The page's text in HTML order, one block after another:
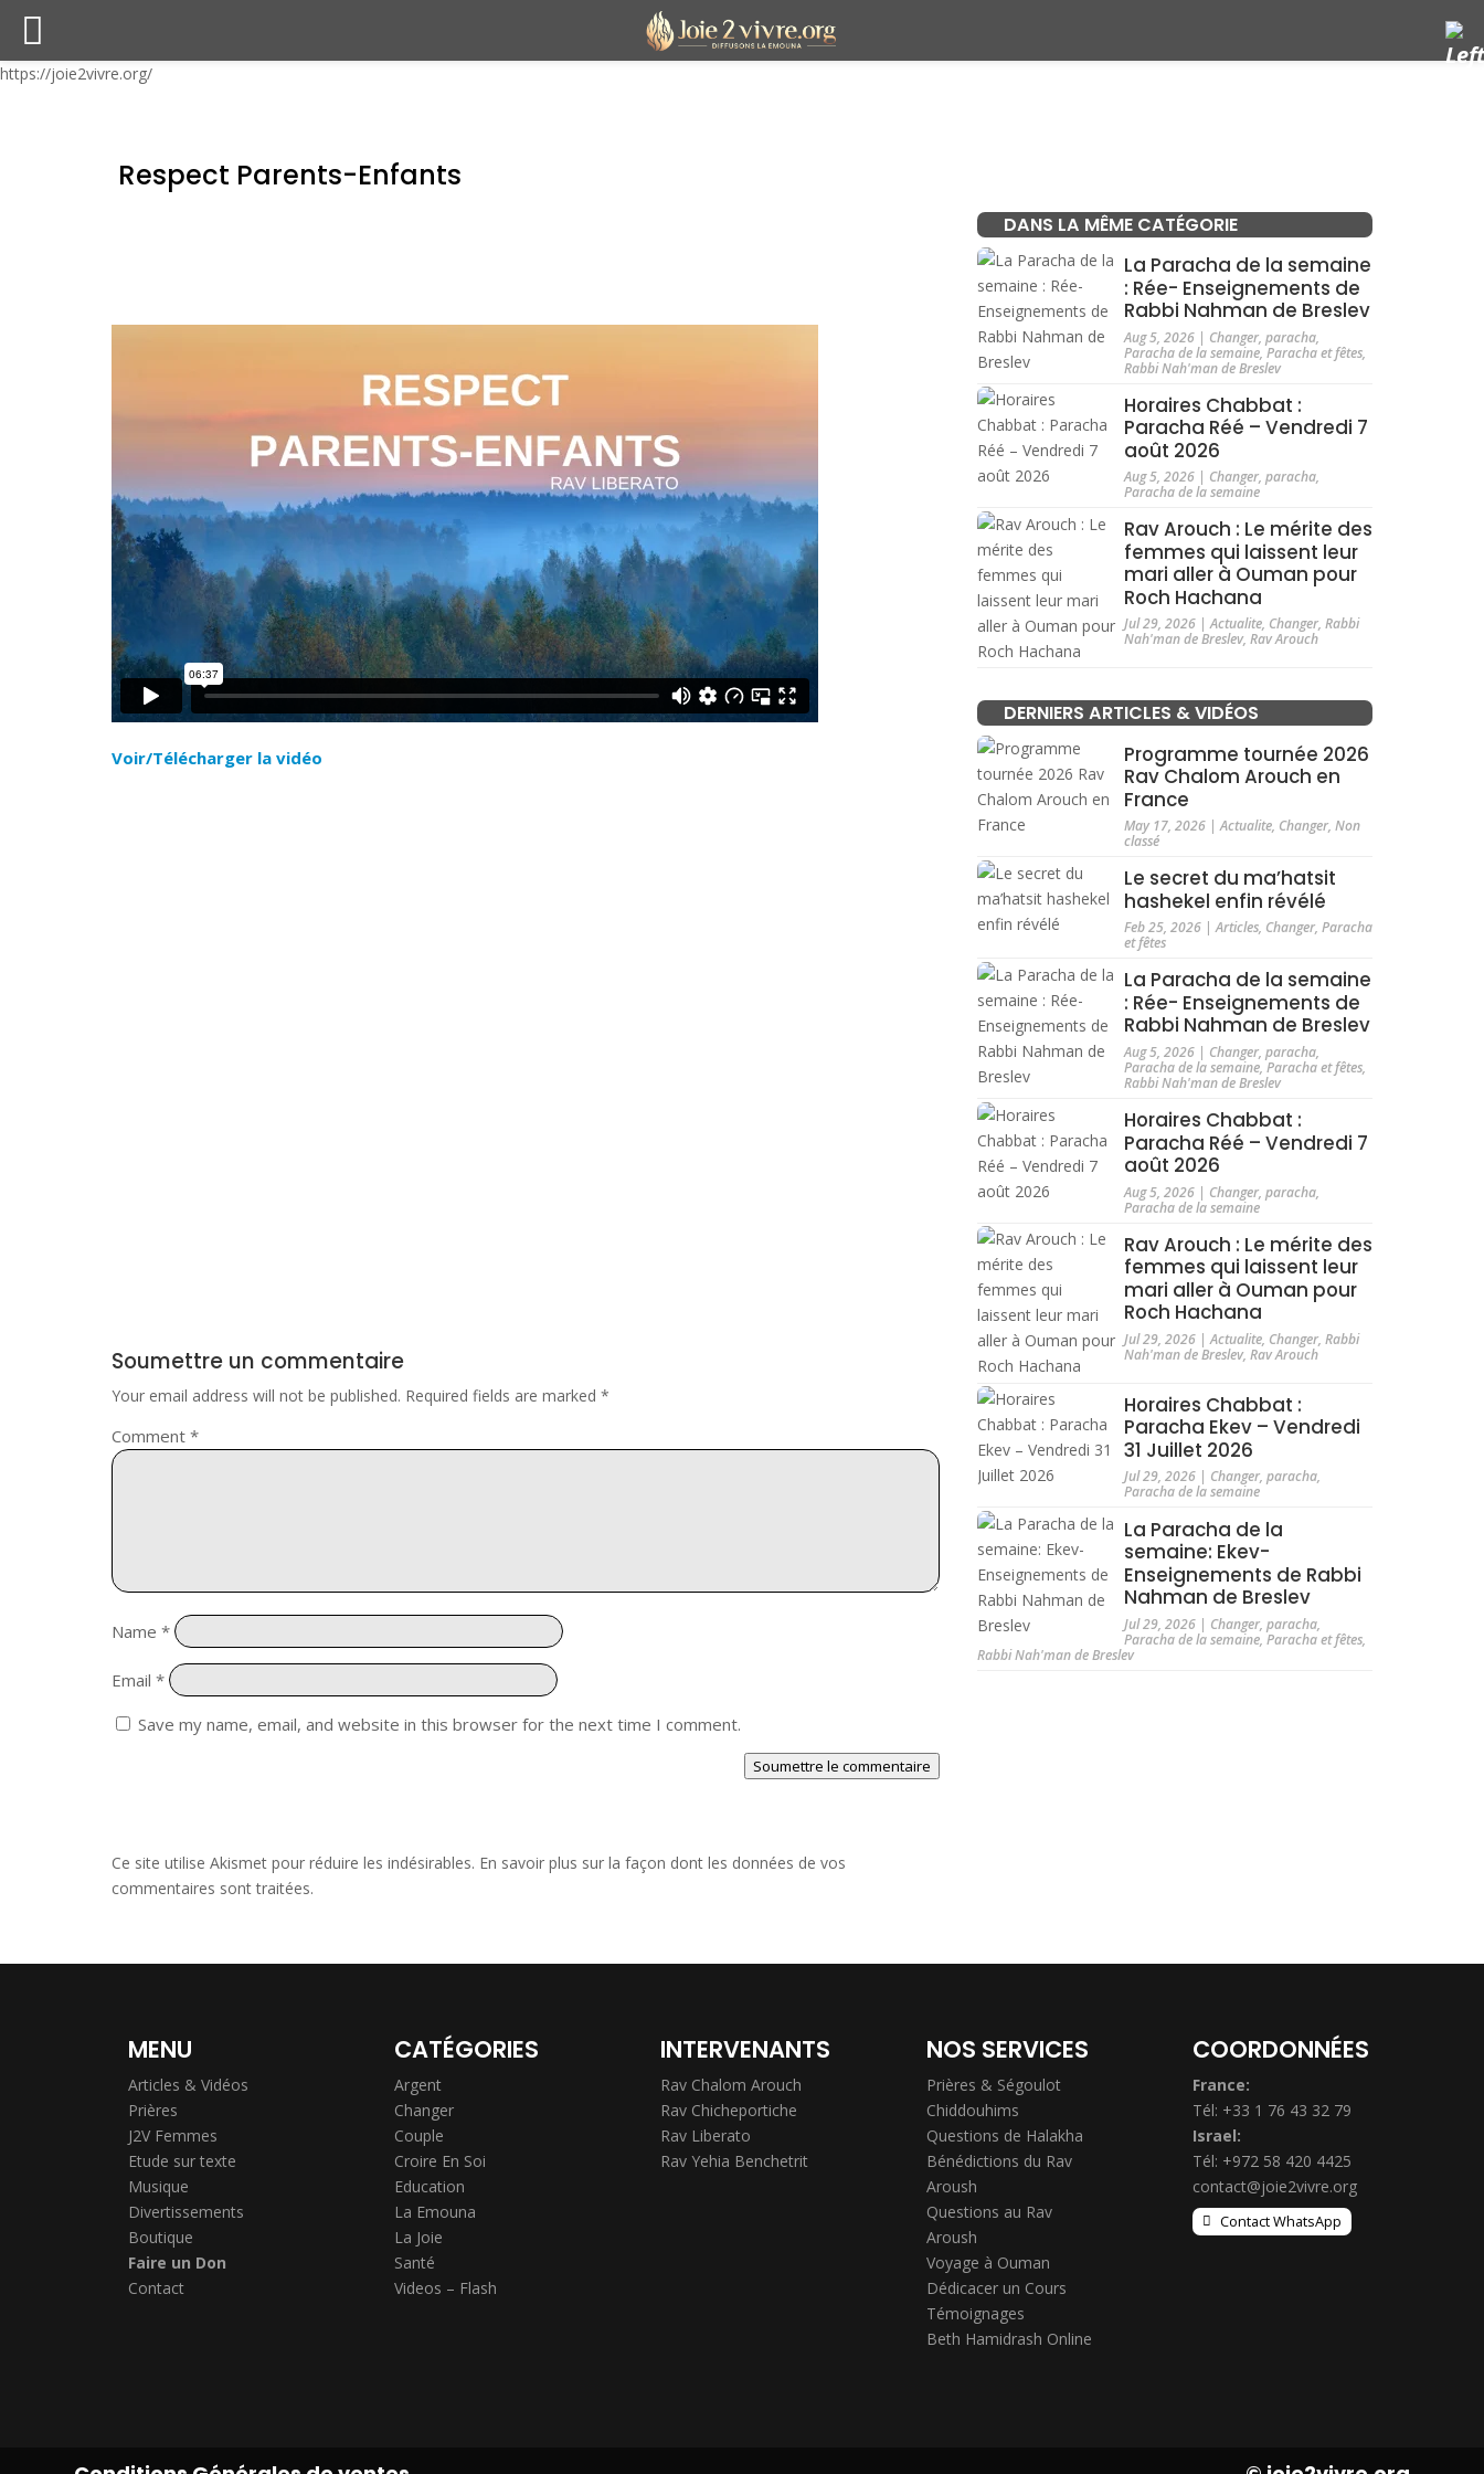
https://joie2vivre.org/
Respect Parents-Enfants
Voir/Télécharger la vidéo
Soumettre un commentaire
Your email address will not be published. Required fields are marked *
Comment *
Name *
Email *
Save my name, email, and website in this browser for the next time I comment.
Soumettre le commentaire
Ce site utilise Akismet pour réduire les indésirables. En savoir plus sur la façon dont les données de vos
commentaires sont traitées.
DANS LA MÊME CATÉGORIE
La Paracha de la semaine
: Rée- Enseignements de
Rabbi Nahman de Breslev
Aug 5, 2026| Changer, paracha,
Paracha de la semaine, Paracha et fêtes,
Rabbi Nah'man de Breslev
Horaires Chabbat :
Paracha Réé – Vendredi 7
août 2026
Aug 5, 2026| Changer, paracha,
Paracha de la semaine
Rav Arouch : Le mérite des
femmes qui laissent leur
mari aller à Ouman pour
Roch Hachana
Jul 29, 2026|Actualite, Changer, Rabbi
Nah'man de Breslev, Rav Arouch
DERNIERS ARTICLES & VIDÉOS
Programme tournée 2026
Rav Chalom Arouch en
France
May 17, 2026|Actualite, Changer, Non
classé
Le secret du ma’hatsit
hashekel enfin révélé
Feb 25, 2026|Articles, Changer, Paracha
et fêtes
La Paracha de la semaine
: Rée- Enseignements de
Rabbi Nahman de Breslev
Aug 5, 2026| Changer, paracha,
Paracha de la semaine, Paracha et fêtes,
Rabbi Nah'man de Breslev
Horaires Chabbat :
Paracha Réé – Vendredi 7
août 2026
Aug 5, 2026| Changer, paracha,
Paracha de la semaine
Rav Arouch : Le mérite des
femmes qui laissent leur
mari aller à Ouman pour
Roch Hachana
Jul 29, 2026|Actualite, Changer, Rabbi
Nah'man de Breslev, Rav Arouch
Horaires Chabbat :
Paracha Ekev – Vendredi
31 Juillet 2026
Jul 29, 2026| Changer, paracha,
Paracha de la semaine
La Paracha de la
semaine: Ekev-
Enseignements de Rabbi
Nahman de Breslev
Jul 29, 2026| Changer, paracha,
Paracha de la semaine, Paracha et fêtes,
Rabbi Nah'man de Breslev
MENU
Articles & Vidéos
Prières
J2V Femmes
Etude sur texte
Musique
Divertissements
Boutique
Faire un Don
Contact
CATÉGORIES
Argent
Changer
Couple
Croire En Soi
Education
La Emouna
La Joie
Santé
Videos – Flash
INTERVENANTS
Rav Chalom Arouch
Rav Chicheportiche
Rav Liberato
Rav Yehia Benchetrit
NOS SERVICES
Prières & Ségoulot
Chiddouhims
Questions de Halakha
Bénédictions du Rav
Aroush
Questions au Rav
Aroush
Voyage à Ouman
Dédicacer un Cours
Témoignages
Beth Hamidrash Online
COORDONNÉES
France:
Tél: +33 1 76 43 32 79
Israel:
Tél: +972 58 420 4425
contact@joie2vivre.org
Contact WhatsApp